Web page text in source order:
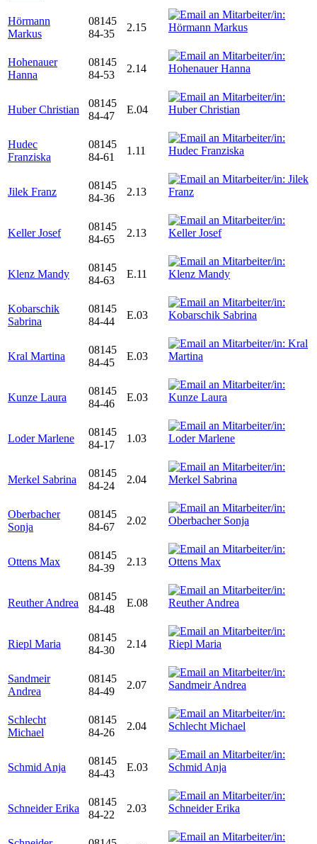
Hörmann
Markus
08145
84-35
2.15
Hohenauer
Hanna
08145
84-53
2.14
Huber Christian
08145
84-47
E.04
Hudec
Franziska
08145
84-61
1.11
Jilek Franz
08145
84-36
2.13
Keller Josef
08145
84-65
2.13
Klenz Mandy
08145
84-63
E.11
Kobarschik
Sabrina
08145
84-44
E.03
Kral Martina
08145
84-45
E.03
Kunze Laura
08145
84-46
E.03
Loder Marlene
08145
84-17
1.03
Merkel Sabrina
08145
84-24
2.04
Oberbacher
Sonja
08145
84-67
2.02
Ottens Max
08145
84-39
2.13
Reuther Andrea
08145
84-48
E.08
Riepl Maria
08145
84-30
2.14
Sandmeir
Andrea
08145
84-49
2.07
Schlecht
Michael
08145
84-26
2.04
Schmid Anja
08145
84-43
E.03
Schneider Erika
08145
84-22
2.03